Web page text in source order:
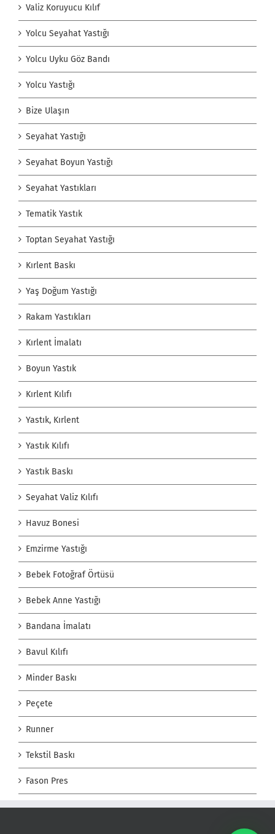
Valiz Koruyucu Kılıf
Yolcu Seyahat Yastığı
Yolcu Uyku Göz Bandı
Yolcu Yastığı
Bize Ulaşın
Seyahat Yastığı
Seyahat Boyun Yastığı
Seyahat Yastıkları
Tematik Yastık
Toptan Seyahat Yastığı
Kırlent Baskı
Yaş Doğum Yastığı
Rakam Yastıkları
Kırlent İmalatı
Boyun Yastık
Kırlent Kılıfı
Yastık, Kırlent
Yastık Kılıfı
Yastık Baskı
Seyahat Valiz Kılıfı
Havuz Bonesi
Emzirme Yastığı
Bebek Fotoğraf Örtüsü
Bebek Anne Yastığı
Bandana İmalatı
Bavul Kılıfı
Minder Baskı
Peçete
Runner
Tekstil Baskı
Fason Pres